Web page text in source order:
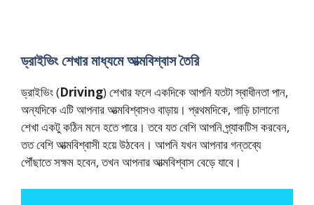
ড্রাইভিং শেখার মাধ্যমে আত্মবিশ্বাস তৈরি
ড্রাইভিং (Driving) শেখার ফলে একদিকে আপনি যতটা স্বাধীনতা পান,
অন্যদিকে এটি আপনার আত্মবিশ্বাসও বাড়ায়। প্রথমদিকে, গাড়ি চালানো
শেখা একটু কঠিন মনে হতে পারে। তবে যত বেশি আপনি প্র্যাকটিস করবেন,
তত বেশি আত্মবিশ্বাসী হয়ে উঠবেন। আপনি যখন আপনার গন্তব্যে
পৌঁছাতে সক্ষম হবেন, তখন আপনার আত্মবিশ্বাস বেড়ে যাবে।